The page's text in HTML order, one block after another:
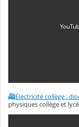
Électricité collège :
physiques collège et